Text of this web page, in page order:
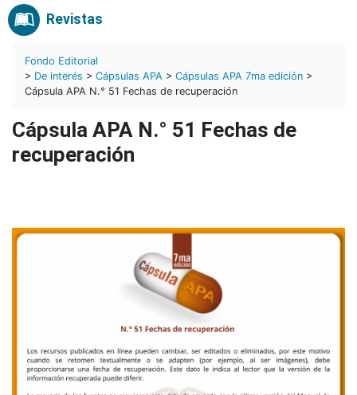
Revistas
Fondo Editorial
> De interés > Cápsulas APA > Cápsulas APA 7ma edición >
Cápsula APA N.° 51 Fechas de recuperación
Cápsula APA N.° 51 Fechas de
recuperación